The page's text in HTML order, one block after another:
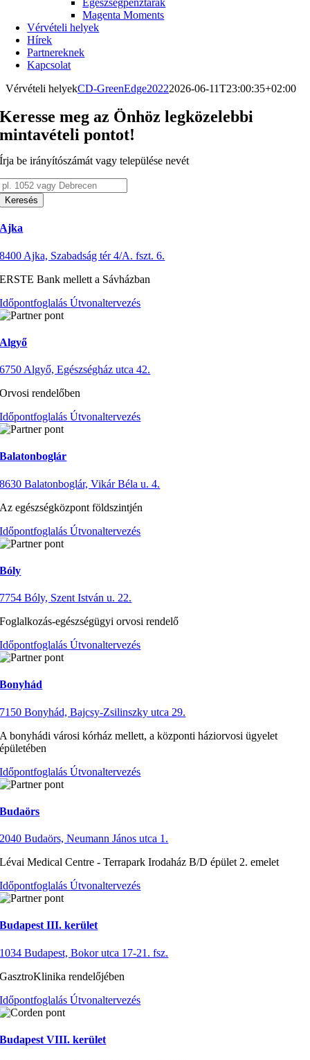
Egészségpénztárak
Magenta Moments
Vérvételi helyek
Hírek
Partnereknek
Kapcsolat
Vérvételi helyekCD-GreenEdge20222026-06-11T23:00:35+02:00
Keresse meg az Önhöz legközelebbi
mintavételi pontot!
Írja be irányítószámát vagy települése nevét
Keresés
Ajka
8400 Ajka, Szabadság tér 4/A. fszt. 6.
ERSTE Bank mellett a Sávházban
IdőpontfoglalásÚtvonaltervezés
Algyő
6750 Algyő, Egészségház utca 42.
Orvosi rendelőben
IdőpontfoglalásÚtvonaltervezés
Balatonboglár
8630 Balatonboglár, Vikár Béla u. 4.
Az egészségközpont földszintjén
IdőpontfoglalásÚtvonaltervezés
Bóly
7754 Bóly, Szent István u. 22.
Foglalkozás-egészségügyi orvosi rendelő
IdőpontfoglalásÚtvonaltervezés
Bonyhád
7150 Bonyhád, Bajcsy-Zsilinszky utca 29.
A bonyhádi városi kórház mellett, a központi háziorvosi ügyelet
épületében
IdőpontfoglalásÚtvonaltervezés
Budaörs
2040 Budaörs, Neumann János utca 1.
Lévai Medical Centre - Terrapark Irodaház B/D épület 2. emelet
IdőpontfoglalásÚtvonaltervezés
Budapest III. kerület
1034 Budapest, Bokor utca 17-21. fsz.
GasztroKlinika rendelőjében
IdőpontfoglalásÚtvonaltervezés
Budapest VIII. kerület